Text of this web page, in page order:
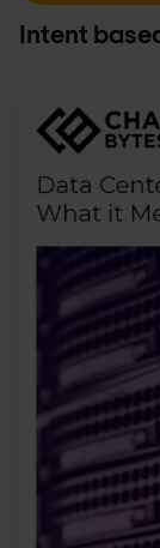
Intent